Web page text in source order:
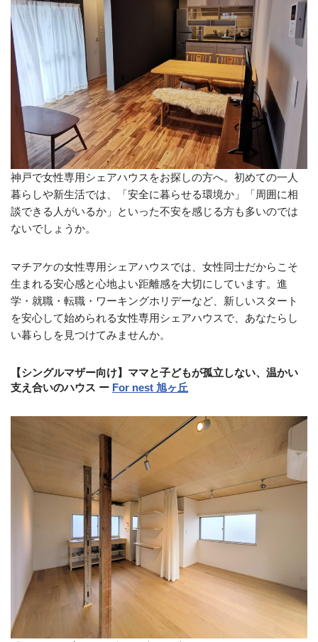
神戸で女性専用シェアハウスをお探しの方へ。初めての一人
暮らしや新生活では、「安全に暮らせる環境か」「周囲に相
談できる人がいるか」といった不安を感じる方も多いのでは
ないでしょうか。
マチアケの女性専用シェアハウスでは、女性同士だからこそ
生まれる安心感と心地よい距離感を大切にしています。進
学・就職・転職・ワーキングホリデーなど、新しいスタート
を安心して始められる女性専用シェアハウスで、あなたらし
い暮らしを見つけてみませんか。
【シングルマザー向け】ママと子どもが孤立しない、温かい
支え合いのハウス ー For nest 旭ヶ丘